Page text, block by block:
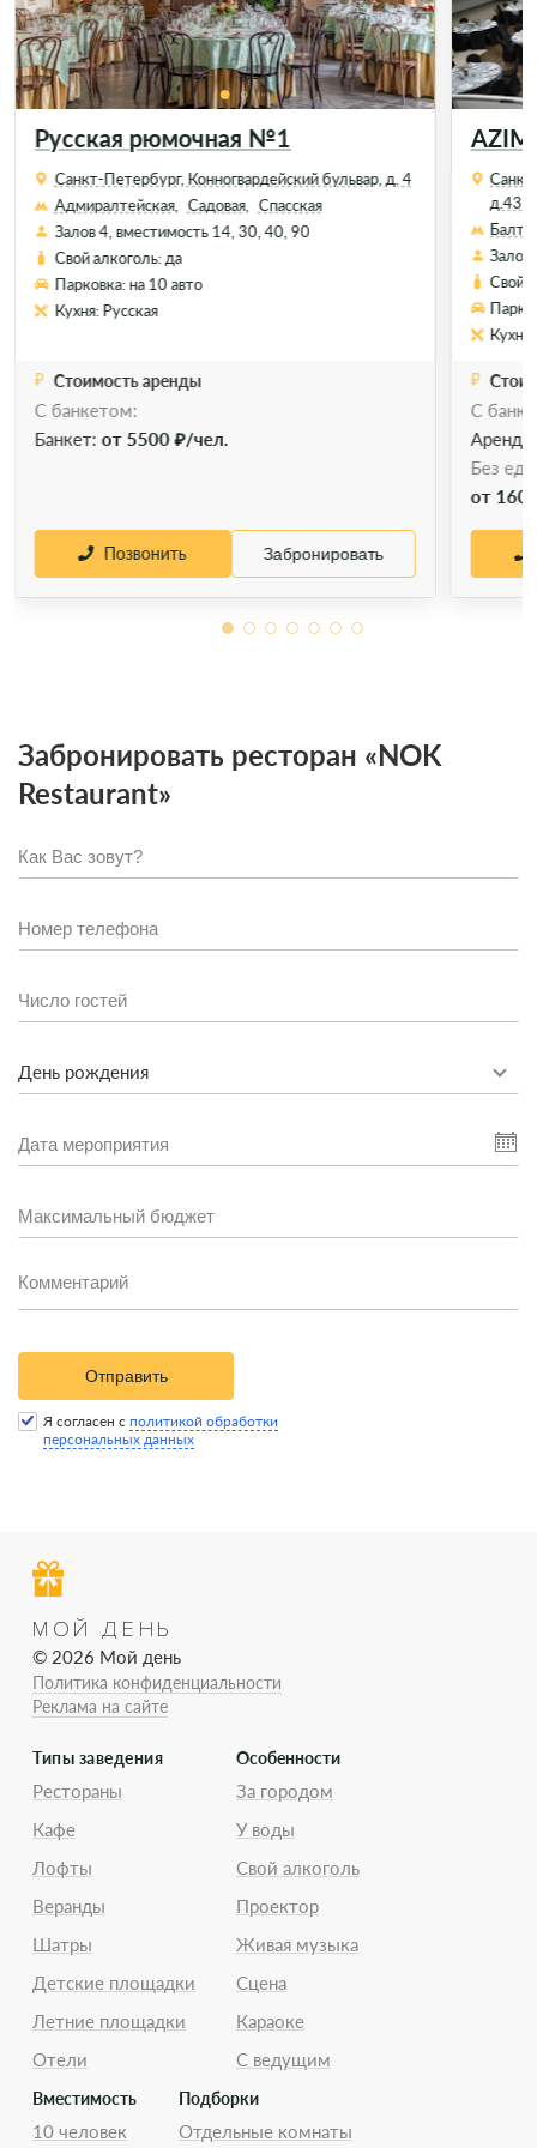
Русская рюмочная №1
Санкт-Петербург, Конногвардейский бульвар, д. 4
Адмиралтейская,
Садовая,
Спасская
Залов 4, вместимость 14, 30, 40, 90
Свой алкоголь: да
Парковка: на 10 авто
Кухня: Русская
Стоимость аренды
С банкетом:
Банкет:от 5500 ₽/чел.
Позвонить Забронировать
д.43/
Залов
Свой
С
Без
от
Забронировать ресторан «NOK
Restaurant»
День рождения
Отправить
Я согласен с политикой обработки
персональных данных
МОЙ ДЕНЬ
© 2026 Мой день
Политика конфиденциальности
Реклама на сайте
Типы заведения
Рестораны
Кафе
Лофты
Веранды
Шатры
Детские площадки
Летние площадки
Отели
Особенности
За городом
У воды
Свой алкоголь
Проектор
Живая музыка
Сцена
Караоке
С ведущим
Вместимость
10 человек
Подборки
Отдельные комнаты